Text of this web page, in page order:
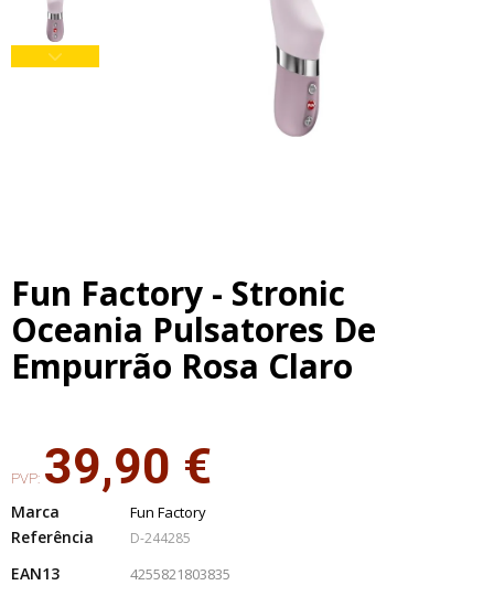
Fun Factory - Stronic
Oceania Pulsatores De
Empurrão Rosa Claro
PVP: 39,90 €
Marca Fun Factory
Referência D-244285
EAN13 4255821803835